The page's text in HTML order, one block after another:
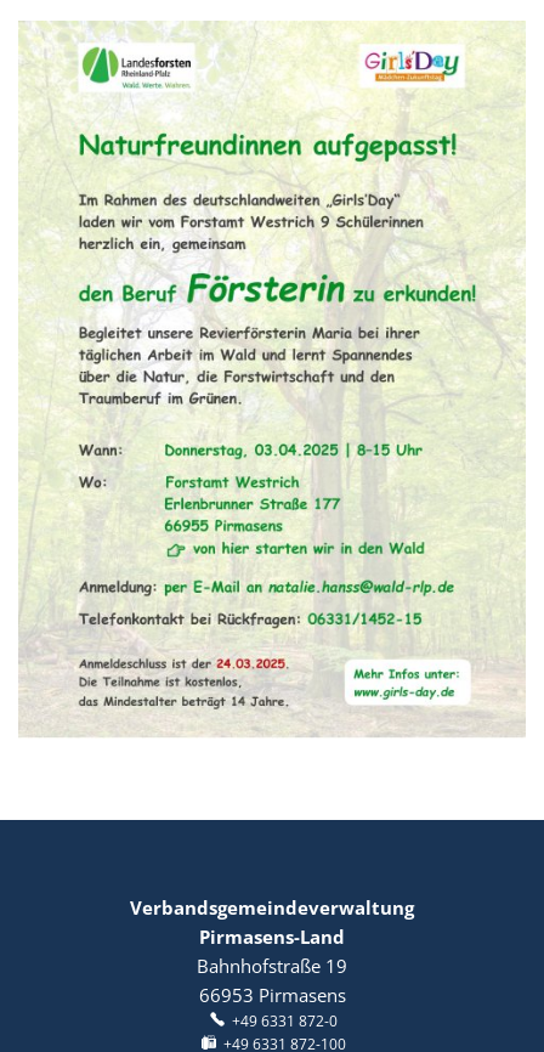
Verbandsgemeindeverwaltung
Pirmasens-Land
Bahnhofstraße 19
66953 Pirmasens
+49 6331 872-0
+49 6331 872-100